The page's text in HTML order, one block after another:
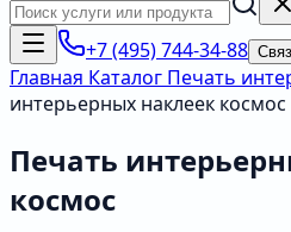
+7 (495) 744-34-88
Главная Каталог Печать
интерьерных наклеек космос
Печать
космос